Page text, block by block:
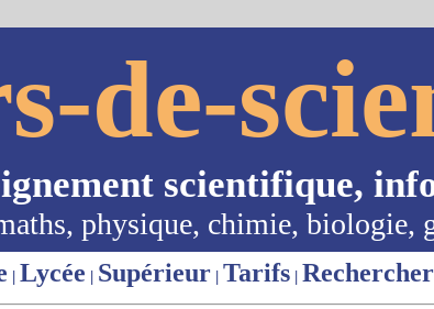
de-
scientifique,
physique, chimie, biologie,
| Lycée | Supérieur | Tarifs | Rechercher